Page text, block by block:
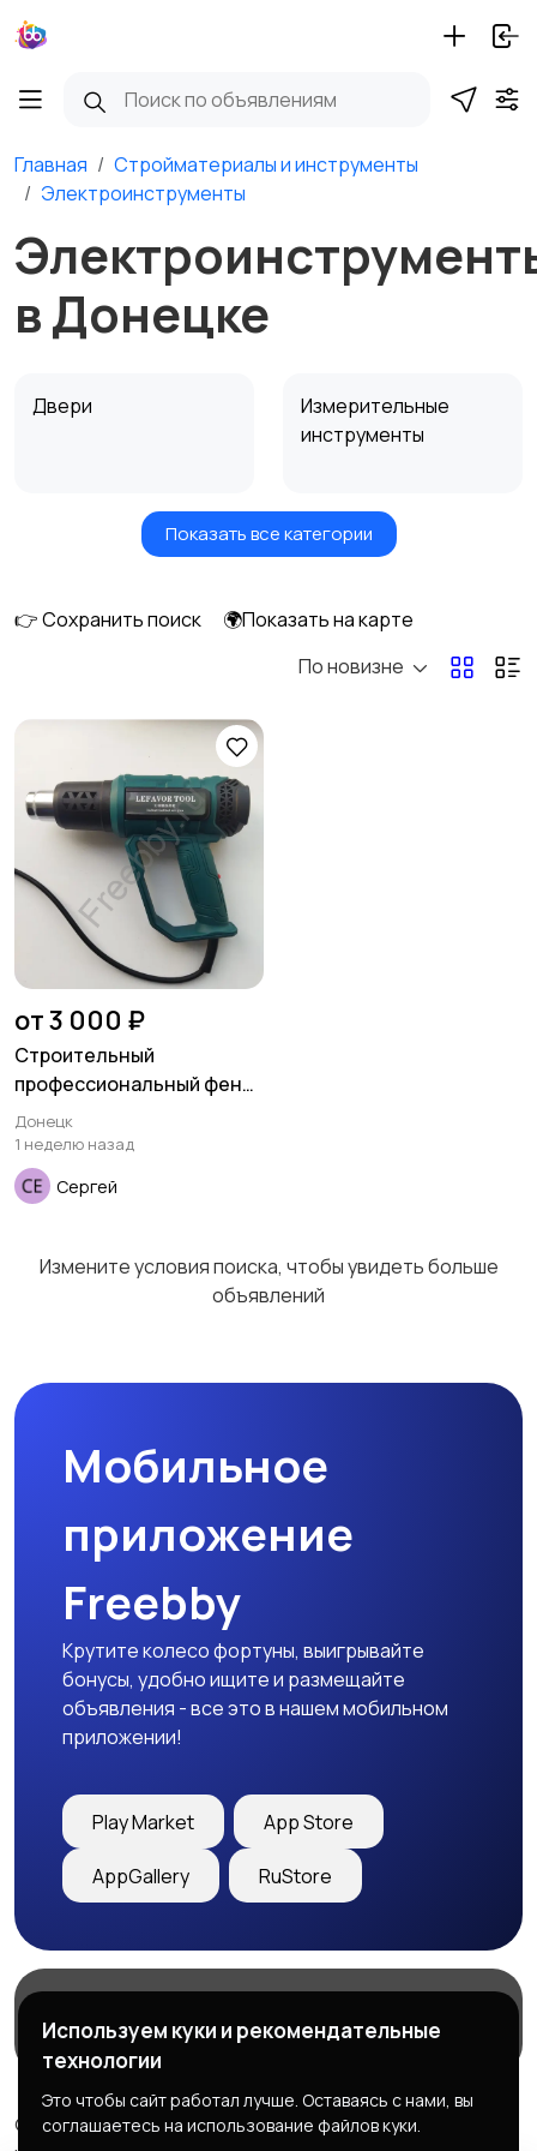
Главная
Стройматериалы и инструменты
Электроинструменты
в Донецке
Двери
Измерительные
инструменты
Отопление и
Ручные инструменты
Сантехника и
водоснабжение
Электрика
Другое
Показать все категории
👉 Сохранить поиск
🌍Показать на карте
По новизне
от 3 000 ₽
Строительный
профессиональный фен
2000 Вт.
Донецк
1 неделю назад
Сергей
Измените условия поиска, чтобы увидеть больше
объявлений
Мобильное
приложение
Freebby
Крутите колесо фортуны, выигрывайте
бонусы, удобно ищите и размещайте
объявления - все это в нашем мобильном
приложении!
Play Market App Store
AppGallery RuStore
Служба поддержки
© 2026 Freebby - Сервис бесплатных объявлений ДНР
Используем куки и рекомендательные
технологии
Это чтобы сайт работал лучше. Оставаясь с нами, вы
соглашаетесь на использование файлов куки.